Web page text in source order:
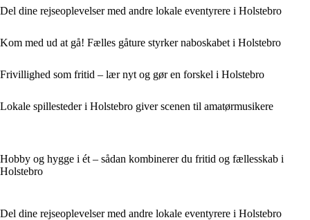
Del dine rejseoplevelser med andre lokale eventyrere i Holstebro
Kom med ud at gå! Fælles gåture styrker naboskabet i Holstebro
Frivillighed som fritid – lær nyt og gør en forskel i Holstebro
Lokale spillesteder i Holstebro giver scenen til amatørmusikere
Hobby og hygge i ét – sådan kombinerer du fritid og fællesskab i
Holstebro
Del dine rejseoplevelser med andre lokale eventyrere i Holstebro